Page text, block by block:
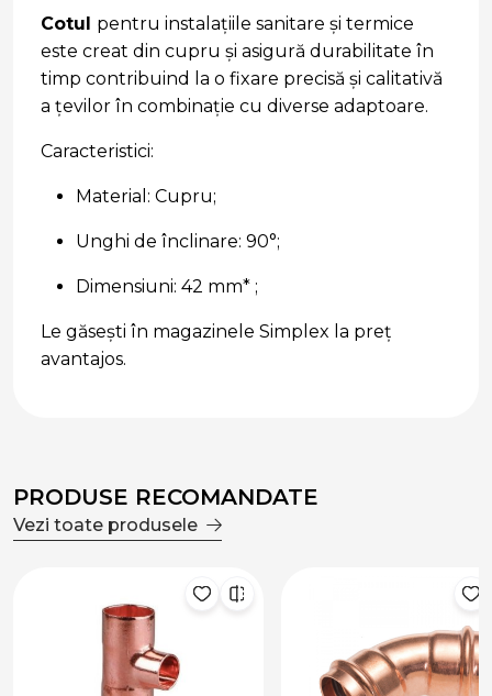
Cotul pentru instalațiile sanitare și termice
este creat din cupru și asigură durabilitate în
timp contribuind la o fixare precisă și calitativă
a țevilor în combinație cu diverse adaptoare.
Caracteristici:
Material: Cupru;
Unghi de înclinare: 90°;
Dimensiuni: 42 mm* ;
Le găsești în magazinele Simplex la preț
avantajos.
PRODUSE RECOMANDATE
Vezi toate produsele